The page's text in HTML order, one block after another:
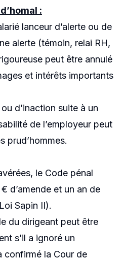
:
lanceur d’alerte ou de
alerte (témoin, relai RH,
peut être annulé
et intérêts importants
d’inaction suite à un
de l’employeur peut
prud’hommes.
le Code pénal
d’amende et un an de
Sapin II).
du dirigeant peut être
s’il a ignoré un
confirmé la Cour de